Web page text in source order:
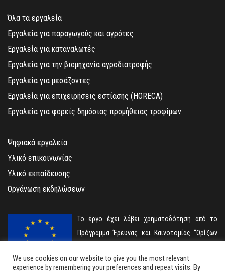
Όλα τα εργαλεία
Εργαλεία για παραγωγούς και αγρότες
Εργαλεία για καταναλωτές
Εργαλεία για την βιομηχανία αγροδιατροφής
Εργαλεία για μεσάζοντες
Εργαλεία για επιχειρήσεις εστίασης (HORECA)
Εργαλεία για φορείς δημόσιας προμήθειας τροφίμων
Ψηφιακά εργαλεία
Υλικό επικοινωνίας
Υλικό εκπαίδευσης
Οργάνωση εκδηλώσεων
Το έργο έχει λάβει χρηματοδότηση από το
Πρόγραμμα Έρευνας και Καινοτομίας “Ορίζων
σύμβασης 101000788.
We use cookies on our website to give you the most relevant
experience by remembering your preferences and repeat visits. By